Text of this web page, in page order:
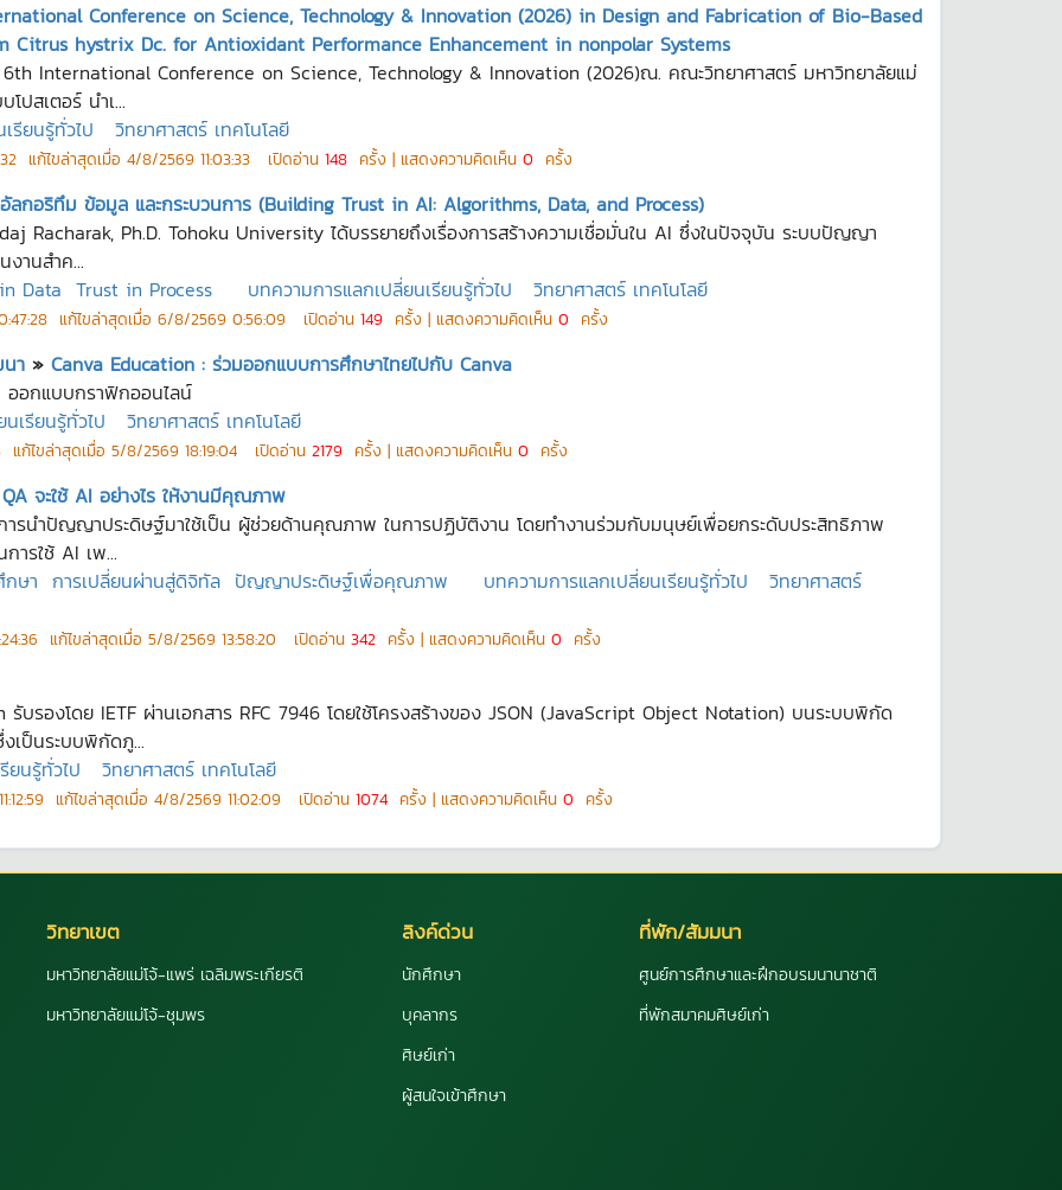
Conference on Science, Technology & Innovation (2026) in Design and Fabrication of Bio-Based
Citrus hystrix Dc. for Antioxidant Performance Enhancement in nonpolar Systems
6th International Conference on Science, Technology & Innovation (2026)ณ. คณะวิทยาศาสตร์ มหาวิทยาลัยแม่
ปสเตอร์ นำเ...
รียนรู้ทั่วไป วิทยาศาสตร์ เทคโนโลยี
แก้ไขล่าสุดเมื่อ 4/8/2569 11:03:33 เปิดอ่าน 148 ครั้ง | แสดงความคิดเห็น 0 ครั้ง
ลกอริทึม ข้อมูล และกระบวนการ (Building Trust in AI: Algorithms, Data, and Process)
Racharak, Ph.D. Tohoku University ได้บรรยายถึงเรื่องการสร้างความเชื่อมั่นใน AI ซึ่งในปัจจุบัน ระบบปัญญา
านสำค...
Data Trust in Process บทความการแลกเปลี่ยนเรียนรู้ทั่วไป วิทยาศาสตร์ เทคโนโลยี
แก้ไขล่าสุดเมื่อ 6/8/2569 0:56:09 เปิดอ่าน 149 ครั้ง | แสดงความคิดเห็น 0 ครั้ง
า » Canva Education : ร่วมออกแบบการศึกษาไทยไปกับ Canva
ออกแบบกราฟิกออนไลน์
เรียนรู้ทั่วไป วิทยาศาสตร์ เทคโนโลยี
แก้ไขล่าสุดเมื่อ 5/8/2569 18:19:04 เปิดอ่าน 2179 ครั้ง | แสดงความคิดเห็น 0 ครั้ง
จะใช้ AI อย่างไร ให้งานมีคุณภาพ
รนำปัญญาประดิษฐ์มาใช้เป็น ผู้ช่วยด้านคุณภาพ ในการปฏิบัติงาน โดยทำงานร่วมกับมนุษย์เพื่อยกระดับประสิทธิภาพ
ารใช้ AI เพ...
ษา การเปลี่ยนผ่านสู่ดิจิทัล ปัญญาประดิษฐ์เพื่อคุณภาพ บทความการแลกเปลี่ยนเรียนรู้ทั่วไป
วิทยาศาสตร์
แก้ไขล่าสุดเมื่อ 5/8/2569 13:58:20 เปิดอ่าน 342 ครั้ง | แสดงความคิดเห็น 0 ครั้ง
บรองโดย IETF ผ่านเอกสาร RFC 7946 โดยใช้โครงสร้างของ JSON (JavaScript Object Notation) บนระบบพิกัด
เป็นระบบพิกัดภู...
ยนรู้ทั่วไป วิทยาศาสตร์ เทคโนโลยี
แก้ไขล่าสุดเมื่อ 4/8/2569 11:02:09 เปิดอ่าน 1074 ครั้ง | แสดงความคิดเห็น 0 ครั้ง
วิทยาเขต
มหาวิทยาลัยแม่โจ้-แพร่ เฉลิมพระเกียรติ
มหาวิทยาลัยแม่โจ้-ชุมพร
ลิงค์ด่วน
นักศึกษา
บุคลากร
ศิษย์เก่า
ผู้สนใจเข้าศึกษา
ที่พัก/สัมมนา
ศูนย์การศึกษาและฝึกอบรมนานาชาติ
ที่พักสมาคมศิษย์เก่า